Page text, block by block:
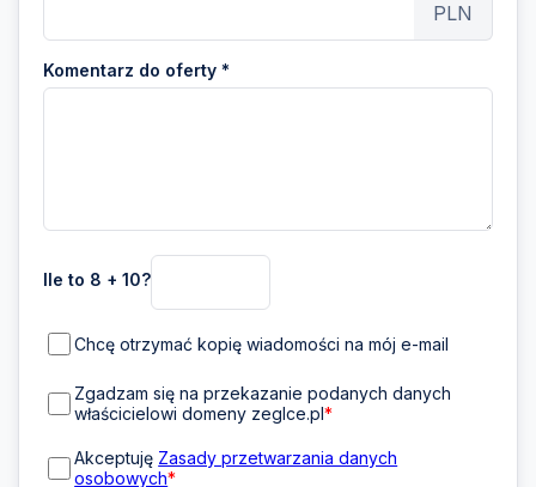
PLN
Komentarz do oferty *
Ile to 8 + 10?
Chcę otrzymać kopię wiadomości na mój e-mail
Zgadzam się na przekazanie podanych danych
właścicielowi domeny zeglce.pl*
Akceptuję Zasady przetwarzania danych
osobowych*